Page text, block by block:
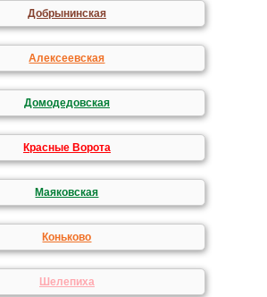
Добрынинская
Алексеевская
Домодедовская
Красные Ворота
Маяковская
Коньково
Шелепиха